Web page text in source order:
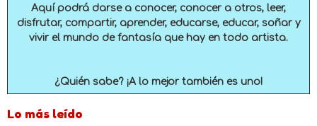
Aquí podrá darse a conocer, conocer a otros, leer,
disfrutar, compartir, aprender, educarse, educar, soñar y
vivir el mundo de fantasía que hay en todo artista.
¿Quién sabe? ¡A lo mejor también es uno!
Lo más leído